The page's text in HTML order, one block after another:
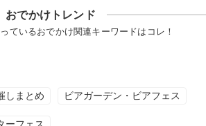
おでかけトレンド
ているおでかけ関連キーワードはコレ！
しまとめ ビアガーデン・ビアフェス